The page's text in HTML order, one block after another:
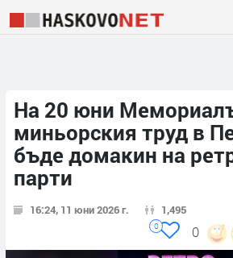
На 20 юни
миньорския труд в
бъде домакин на
парти
16:24, 11 юни 2026 г. 1,495
0
0